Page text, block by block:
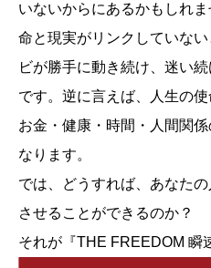
いないからにあるかもしれ
命と現実がリンクしていな
ビが勝手に動き続け、迷い
です。逆に言えば、人生の
お金・健康・時間・人間関
なります。
では、どうすれば、あなた
させることができるのか？
それが『THE FREEDOM 瞬